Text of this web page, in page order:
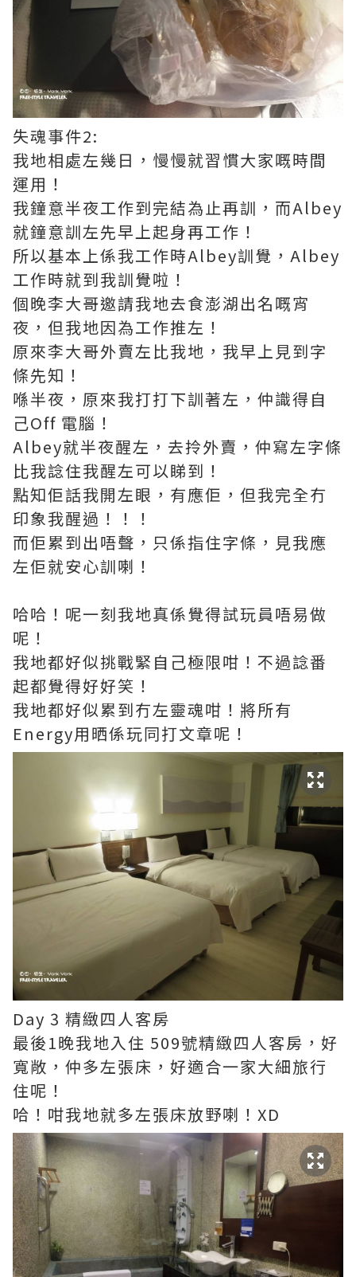
失魂事件2:
我地相處左幾日，慢慢就習慣大家嘅時間
運用！
我鐘意半夜工作到完結為止再訓，而Albey
就鐘意訓左先早上起身再工作！
所以基本上係我工作時Albey訓覺，Albey
工作時就到我訓覺啦！
個晚李大哥邀請我地去食澎湖出名嘅宵
夜，但我地因為工作推左！
原來李大哥外賣左比我地，我早上見到字
條先知！
喺半夜，原來我打打下訓著左，仲識得自
己Off 電腦！
Albey就半夜醒左，去拎外賣，仲寫左字條
比我諗住我醒左可以睇到！
點知佢話我開左眼，有應佢，但我完全冇
印象我醒過！！！
而佢累到出唔聲，只係指住字條，見我應
左佢就安心訓喇！
哈哈！呢一刻我地真係覺得試玩員唔易做
呢！
我地都好似挑戰緊自己極限咁！不過諗番
起都覺得好好笑！
我地都好似累到冇左靈魂咁！將所有
Energy用晒係玩同打文章呢！
Day 3 精緻四人客房
最後1晚我地入住 509號精緻四人客房，好
寬敞，仲多左張床，好適合一家大細旅行
住呢！
哈！咁我地就多左張床放野喇！XD